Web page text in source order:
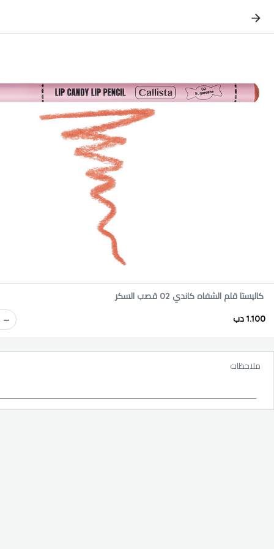
كاليستا قلم الشفاه كاندي 02 قصب السكر
1.100 دب
ملاحظات